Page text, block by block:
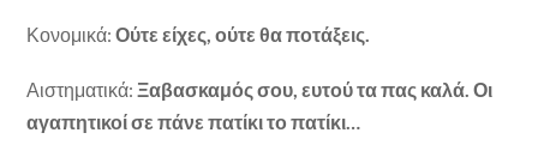
Κονομικά:Ούτε είχες, ούτε θα ποτάξεις.
Αιστηματικά: Ξαβασκαμός σου, ευτού τα πας καλά. Οι
αγαπητικοί σε πάνε πατίκι το πατίκι…